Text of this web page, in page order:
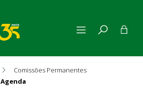
Comissões Permanentes
Agenda